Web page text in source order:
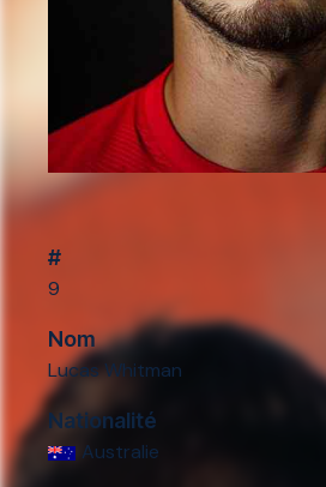
#
9
Nom
Lucas Whitman
Nationalité
Australie